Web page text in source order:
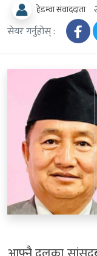
हेडम्वा संवाददाता
सेयर गर्नुहोस् :